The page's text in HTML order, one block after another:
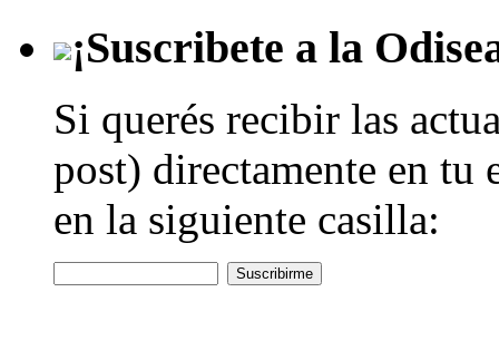
¡Suscribete a la
Si querés recibir las
post) directamente en
en la siguiente casilla: